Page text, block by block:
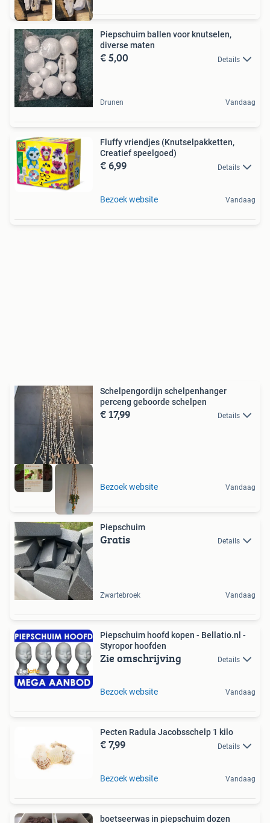
Piepschuim ballen voor knutselen,
diverse maten
€ 5,00 Details
Drunen Vandaag
Fluffy vriendjes (Knutselpakketten,
Creatief speelgoed)
€ 6,99 Details
Bezoek website Vandaag
Schelpengordijn schelpenhanger
perceng geboorde schelpen
€ 17,99 Details
Bezoek website Vandaag
Piepschuim
Gratis Details
Zwartebroek Vandaag
Piepschuim hoofd kopen - Bellatio.nl -
Styropor hoofden
Zie omschrijving Details
Bezoek website Vandaag
Pecten Radula Jacobsschelp 1 kilo
€ 7,99 Details
Bezoek website Vandaag
boetseerwas in piepschuim dozen